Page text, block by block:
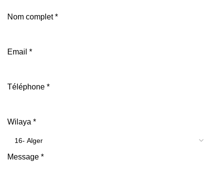
Nom complet*
Email *
Téléphone *
Wilaya *
Message *